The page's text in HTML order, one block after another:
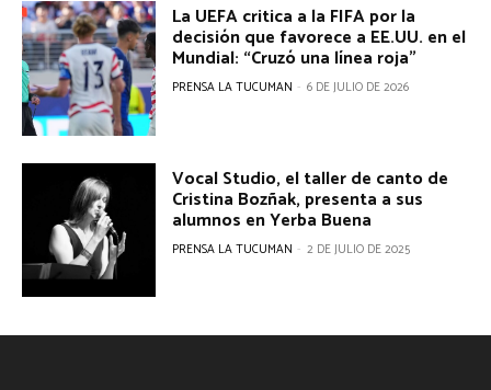
La UEFA critica a la FIFA por la
decisión que favorece a EE.UU. en el
Mundial: “Cruzó una línea roja”
PRENSA LA TUCUMAN - 6 DE JULIO DE 2026
Vocal Studio, el taller de canto de
Cristina Bozñak, presenta a sus
alumnos en Yerba Buena
PRENSA LA TUCUMAN - 2 DE JULIO DE 2025